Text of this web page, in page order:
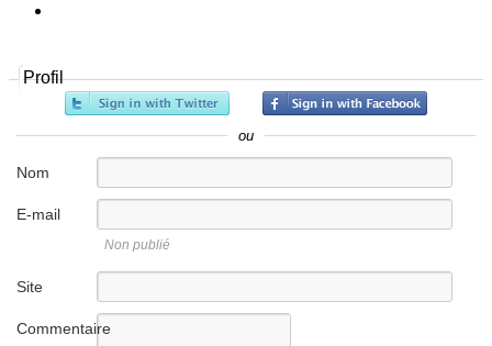
Profil
ou
Nom
E-mail
Non publié
Site
Commentaire